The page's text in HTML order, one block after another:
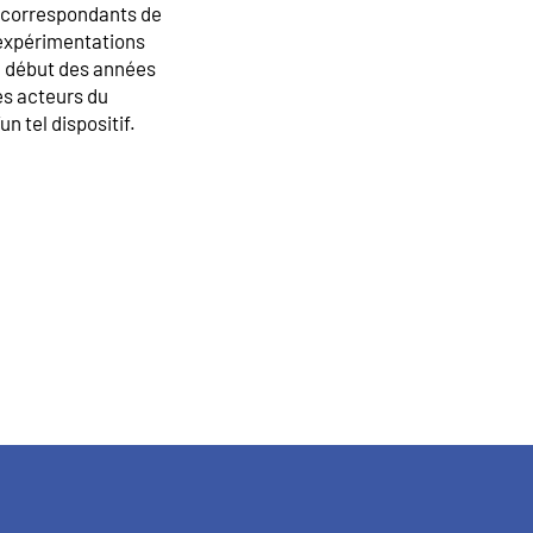
de
des années
acteurs du
tel dispositif.